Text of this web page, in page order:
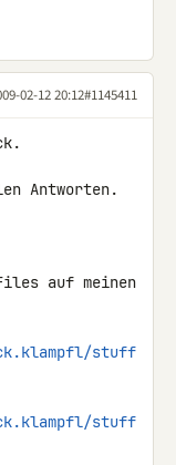
02-12 20:12#1145411
Antworten.
auf meinen
stuff
stuff